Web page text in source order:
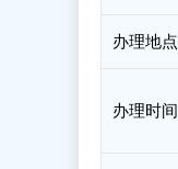
办理地点
办理时间